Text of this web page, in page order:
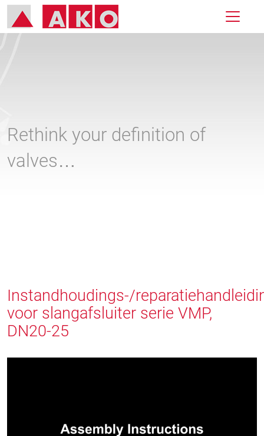
Rethink your definition of
valves…
Instandhoudings-/
voor slangafsluiter serie VMP,
DN20-25